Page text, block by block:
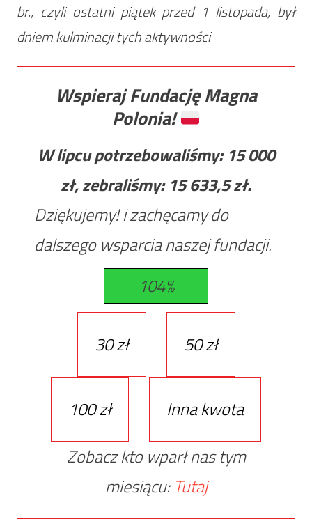
br., czyli ostatni piątek przed 1 listopada, był
dniem kulminacji tych aktywności
Wspieraj Fundację Magna
Polonia!
W lipcu potrzebowaliśmy: 15 000
zł, zebraliśmy: 15 633,5zł.
Dziękujemy! i zachęcamy do
dalszego wsparcia naszej fundacji.
104%
30 zł 50 zł
100 zł
Inna kwota
Zobacz kto wparł nas tym
miesiącu: Tutaj